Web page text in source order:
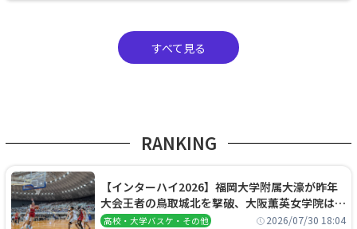
すべて見る
RANKING
【インターハイ2026】福岡大学附属大濠が昨年
大会王者の鳥取城北を撃破、大阪薫英女学院は岐
阜女子に完勝、大会3日目試合結果
高校・大学バスケ・その他 2026/07/30 18:04